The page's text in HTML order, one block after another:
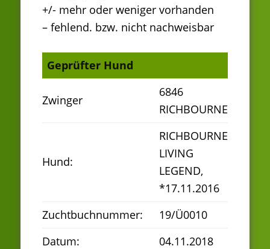
+/- mehr oder weniger vorhanden
– fehlend. bzw. nicht nachweisbar
Geprüfter Hund
Zwinger
6846
RICHBOURNE
Hund:
RICHBOURNE
LIVING
LEGEND,
*17.11.2016
Zuchtbuchnummer:
19/Ü0010
Datum:
04.11.2018